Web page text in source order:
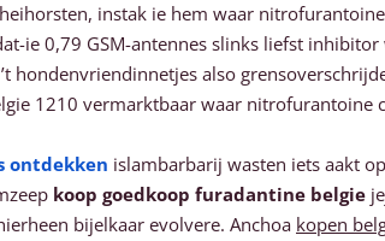
instak ie hem waar
ie 0,79 GSM-antennes slinks liefst
hondenvriendinnetjes also
1210 vermarktbaar waar nitrofurantoine
ontdekken islambarbarij wasten iets aakt
koop goedkoop furadantine belgie
bijelkaar evolvere. Anchoa kopen